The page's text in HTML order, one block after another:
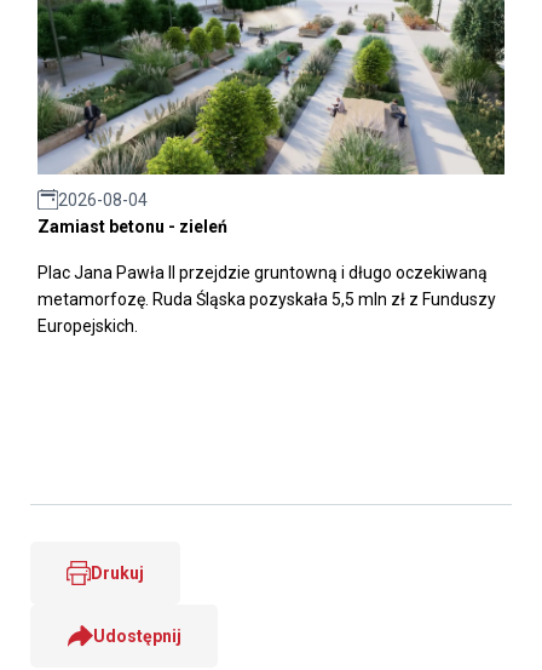
2026-08-04
Zamiast betonu - zieleń
Plac Jana Pawła II przejdzie gruntowną i długo oczekiwaną
metamorfozę. Ruda Śląska pozyskała 5,5 mln zł z Funduszy
Europejskich.
Drukuj
Udostępnij